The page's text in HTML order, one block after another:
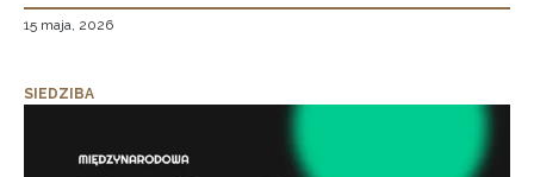
15 maja, 2026
SIEDZIBA